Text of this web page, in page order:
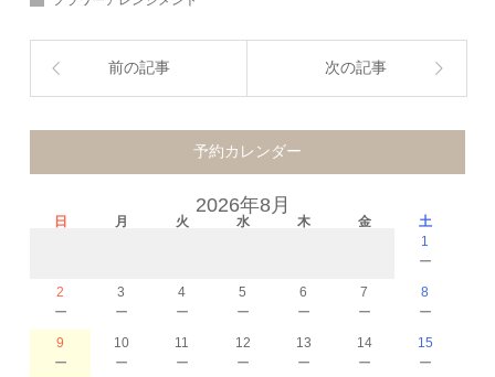
前の記事 次の記事
予約カレンダー
2026年8月
日 月 火 水 木 金
土
1
－
2
－
3
－
4
－
5
－
6
－
7
－
8
－
9
－
10
－
11
－
12
－
13
－
14
－
15
－